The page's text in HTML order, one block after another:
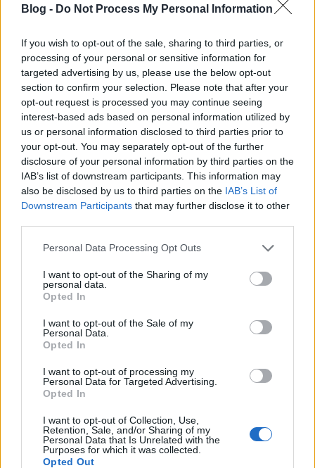
Blog - Do Not Process My Personal Information
If you wish to opt-out of the sale, sharing to third parties, or
processing of your personal or sensitive information for
targeted advertising by us, please use the below opt-out
section to confirm your selection. Please note that after your
opt-out request is processed you may continue seeing
interest-based ads based on personal information utilized by
us or personal information disclosed to third parties prior to
your opt-out. You may separately opt-out of the further
disclosure of your personal information by third parties on the
IAB’s list of downstream participants. This information may
also be disclosed by us to third parties on the IAB’s List of
Downstream Participants that may further disclose it to other
Please note that this website/app uses one or more Google
not limited to your visit or usage behaviour. You may click to
grant or deny consent to Google and its third-party tags to
use your data for below specified purposes in below Google
consent section.
Personal Data Processing Opt Outs
I want to opt-out of the Sharing of my
personal data.
Opted In
I want to opt-out of the Sale of my
Personal Data.
Opted In
I want to opt-out of processing my
Personal Data for Targeted Advertising.
Opted In
I want to opt-out of Collection, Use,
Retention, Sale, and/or Sharing of my
Personal Data that Is Unrelated with the
Purposes for which it was collected.
Opted Out
mérkőzéseire!
A legfanatikusabb csabai drukkerek keddtől vehetik
meg a női kézilabdacsapat mérkőzéseire szóló
bérleteket, jó hír, hogy áremelés nem történt, a
drukkerek az években már megszokott kellemes
áron vehetik meg az idei bérleteket is. A Budapest
Bank-Békéscsabai Előre NKSE…
Ramaty Fradi, Kubatov és sleppje,
takarodó!
mészy•2012. július 30.
Kecskemét elleni gyalázatos 1-1 után. A szurkolók
nem ezt érdemelnék, pont azokat verik át, akik jó és
Mostanában egyre többet lehet olvasni különböző
médiumokban a szurkolók…
Videoton-Lombard Pápa
2012. július 30.
Nézzük, hogy mi is történt a tegnapi NB1-es
mérkőzésen szurkolói szempontból! Vidi-Lombard